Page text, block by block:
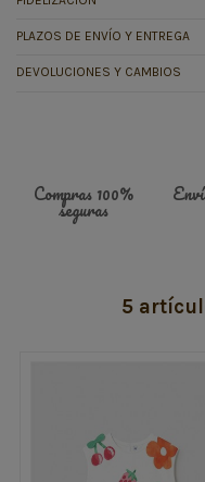
PLAZOS DE ENVÍO Y ENTREGA
DEVOLUCIONES Y CAMBIOS
Compras 100%
seguras
5